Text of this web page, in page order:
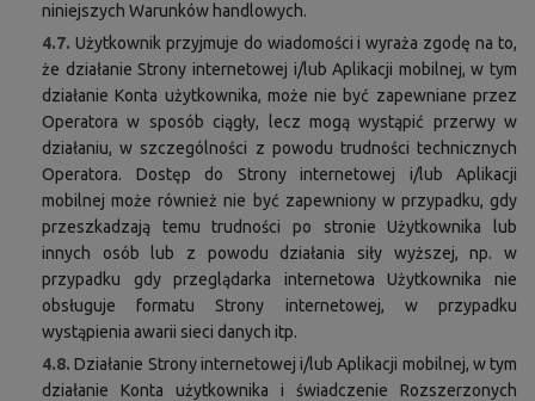
niniejszych Warunków handlowych.
4.7. Użytkownik przyjmuje do wiadomości i wyraża zgodę na to,
że działanie Strony internetowej i/lub Aplikacji mobilnej, w tym
działanie Konta użytkownika, może nie być zapewniane przez
Operatora w sposób ciągły, lecz mogą wystąpić przerwy w
działaniu, w szczególności z powodu trudności technicznych
Operatora. Dostęp do Strony internetowej i/lub Aplikacji
mobilnej może również nie być zapewniony w przypadku, gdy
przeszkadzają temu trudności po stronie Użytkownika lub
innych osób lub z powodu działania siły wyższej, np. w
przypadku gdy przeglądarka internetowa Użytkownika nie
obsługuje formatu Strony internetowej, w przypadku
wystąpienia awarii sieci danych itp.
4.8. Działanie Strony internetowej i/lub Aplikacji mobilnej, w tym
działanie Konta użytkownika i świadczenie Rozszerzonych